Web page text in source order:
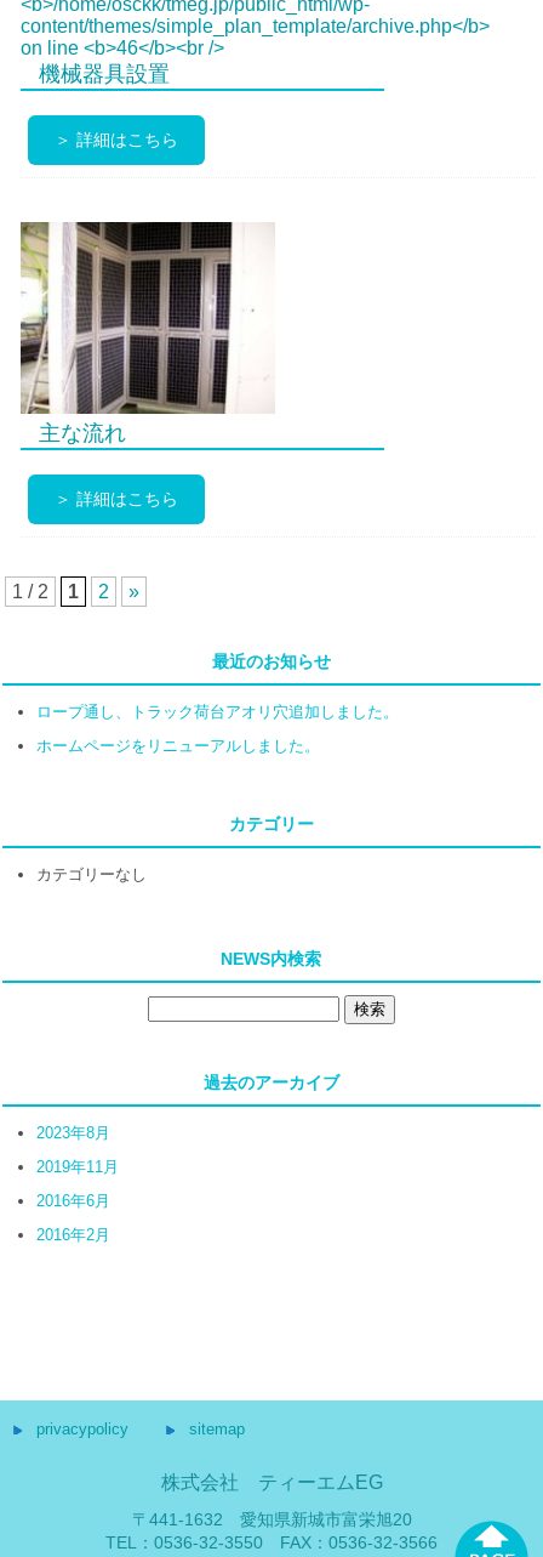
機械器具設置
＞ 詳細はこちら
主な流れ
＞ 詳細はこちら
1 / 2 1 2 »
最近のお知らせ
ロープ通し、トラック荷台アオリ穴追加しました。
ホームページをリニューアルしました。
カテゴリー
カテゴリーなし
NEWS内検索
過去のアーカイブ
2023年8月
2019年11月
2016年6月
2016年2月
privacypolicy sitemap
株式会社 ティーエムEG
〒441-1632 愛知県新城市富栄旭20
TEL：0536-32-3550 FAX：0536-32-3566